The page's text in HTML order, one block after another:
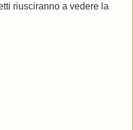
riusciranno a vedere la